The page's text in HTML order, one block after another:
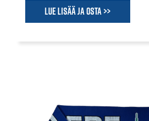
Lue lisää ja osta >>